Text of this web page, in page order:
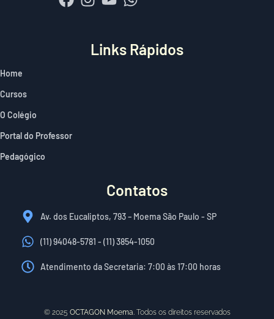
Links Rápidos
Home
Cursos
O Colégio
Portal do Professor​
Pedagógico
Contatos
Av. dos Eucaliptos, 793 – Moema São Paulo - SP
(11) 94048-5781 - (11) 3854-1050
Atendimento da Secretaria: 7:00 às 17:00 horas
© 2025 OCTAGON Moema. Todos os direitos reservados